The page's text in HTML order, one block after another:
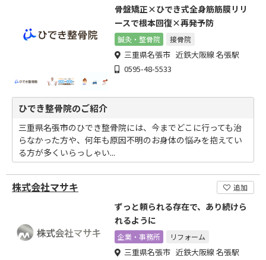
骨盤矯正×ひでき式全身筋筋膜リリ
ースで根本回復×再発予防
鍼灸・整骨院 接骨院
三重県名張市 近鉄大阪線 名張駅
0595-48-5533
ひでき整骨院のご紹介
三重県名張市のひでき整骨院には、今までどこに行っても治
らなかった方や、何年も原因不明のお身体の悩みを抱えてい
る方が多くいらっしゃい...
株式会社マサキ 追加
ずっと頼られる存在で、あり続けら
れるように
企業・事務所 リフォーム
三重県名張市 近鉄大阪線 名張駅